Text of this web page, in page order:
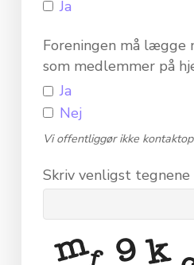
Ja
Foreningen må lægge
som medlemmer på
Ja
Nej
Vi offentliggør ikke
Skriv venligst tegnene